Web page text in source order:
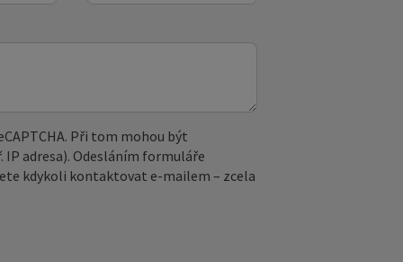
Při tom mohou být
adresa). Odesláním formuláře
kdykoli kontaktovat e‑mailem – zcela